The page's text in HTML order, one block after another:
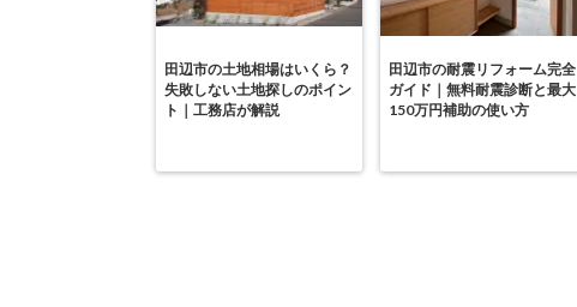
田辺市の土地相場はいくら？
失敗しない土地探しのポイン
ト｜工務店が解説
田辺市の耐震リフォーム完全
ガイド｜無料耐震診断と最大
150万円補助の使い方